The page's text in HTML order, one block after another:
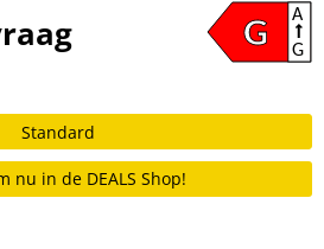
A
G
G
Standard
nu in de DEALS Shop!